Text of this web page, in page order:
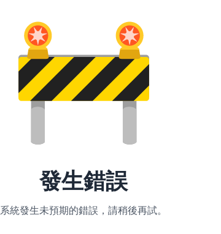
發生錯誤
系統發生未預期的錯誤，請稍後再試。